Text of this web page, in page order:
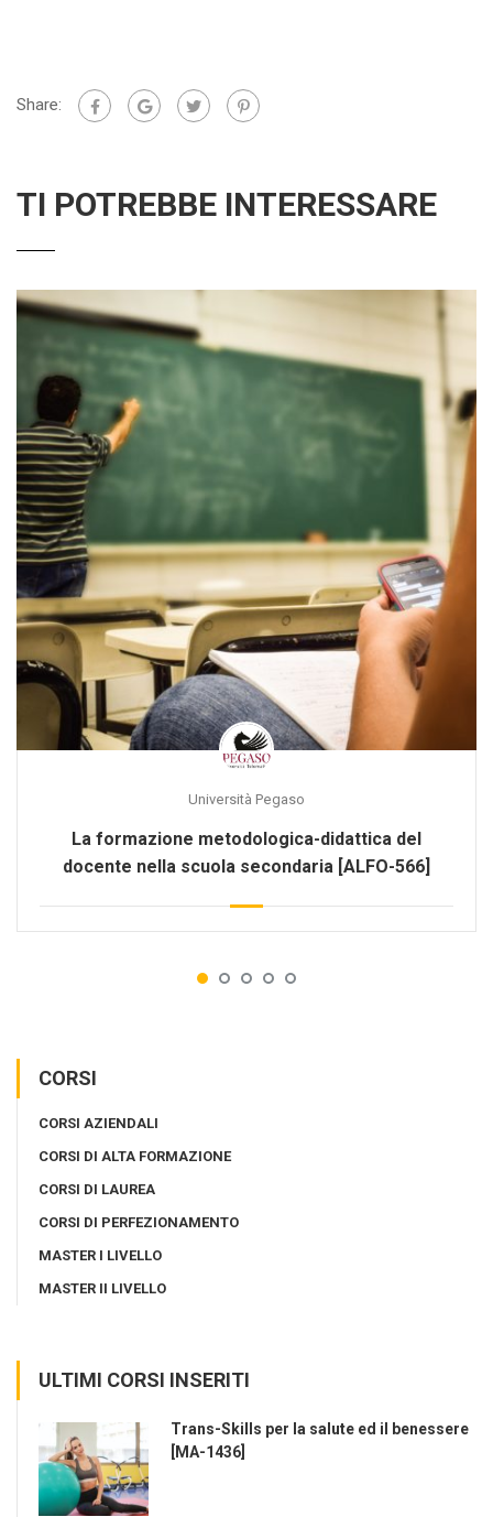
Share:
TI POTREBBE INTERESSARE
Università Pegaso
La formazione metodologica-didattica del
docente nella scuola secondaria [ALFO-566]
CORSI
CORSI AZIENDALI
CORSI DI ALTA FORMAZIONE
CORSI DI LAUREA
CORSI DI PERFEZIONAMENTO
MASTER I LIVELLO
MASTER II LIVELLO
ULTIMI CORSI INSERITI
Trans-Skills per la salute ed il benessere
[MA-1436]